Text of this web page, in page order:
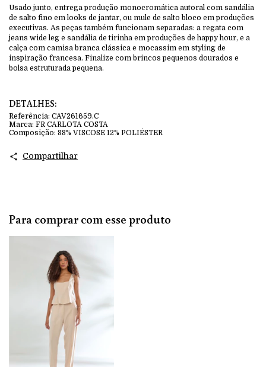
Usado junto, entrega produção monocromática autoral com sandália
de salto fino em looks de jantar, ou mule de salto bloco em produções
executivas. As peças também funcionam separadas: a regata com
jeans wide leg e sandália de tirinha em produções de happy hour, e a
calça com camisa branca clássica e mocassim em styling de
inspiração francesa. Finalize com brincos pequenos dourados e
bolsa estruturada pequena.
DETALHES:
Referência: CAV261659.C
Marca: FR CARLOTA COSTA
Composição: 88% VISCOSE 12% POLIÉSTER
Compartilhar
Para comprar com esse produto